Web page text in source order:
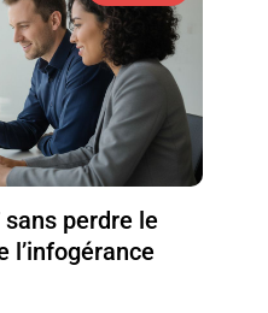
perdre le
l’infogérance